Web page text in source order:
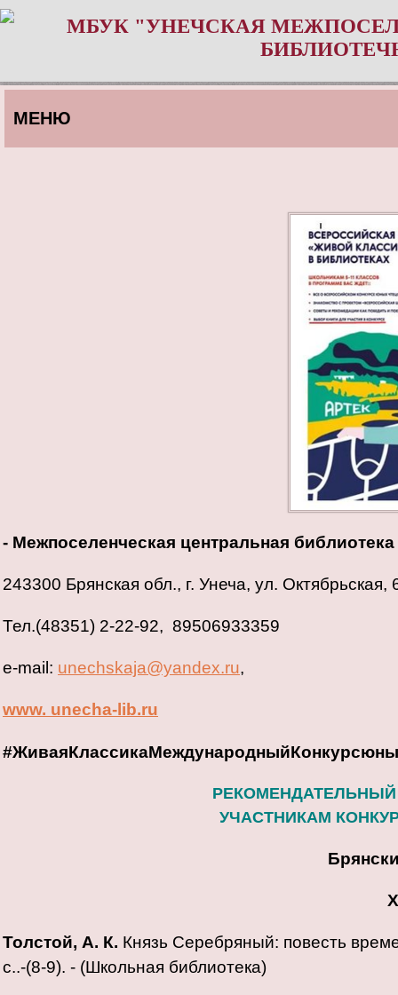
МБУК "УНЕЧСКАЯ
МЕНЮ
- Межпоселенческая центральная библиотека
243300 Брянская обл., г. Унеча, ул. Октябрьская,
Тел.(48351) 2-22-92, 89506933359
e-mail: unechskaja@yandex.ru,
www. unecha- lib.ru
УЧАСТНИКАМ
Толстой, А. К. Князь Серебряный: повесть
с..-(8-9). - (Школьная библиотека)